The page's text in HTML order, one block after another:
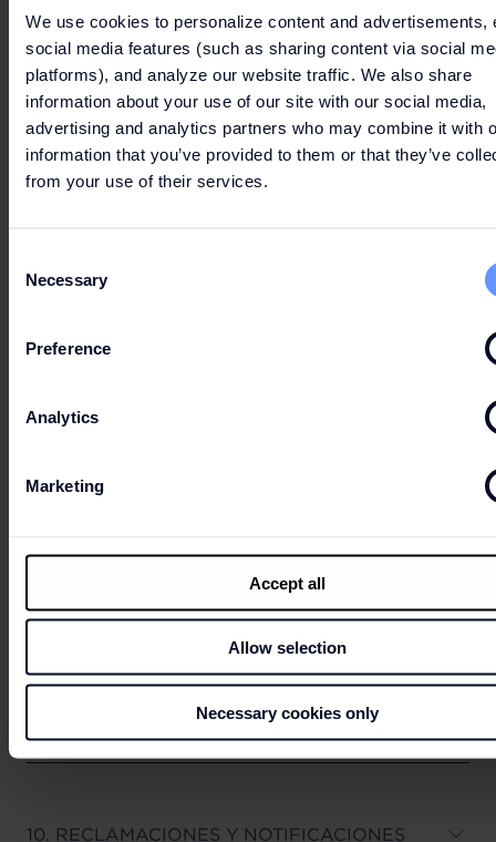
We use cookies to personalize content and advertisements,
social media features (such as sharing content via social
platforms), and analyze our website traffic. We also share
information about your use of our site with our social media,
advertising and analytics partners who may combine it with
information that you’ve provided to them or that they’ve
from your use of their services.
Selection
Necessary
Preference
Analytics
Marketing
Accept all
Allow selection
Necessary cookies only
4. SEGURIDAD
5. CONTENIDO
6. GARANTÍAS
7. DATOS DE CARÁCTER PERSONAL
8. RESPONSABILIDAD.
9. RESOLUCIÓN
10. RECLAMACIONES Y NOTIFICACIONES